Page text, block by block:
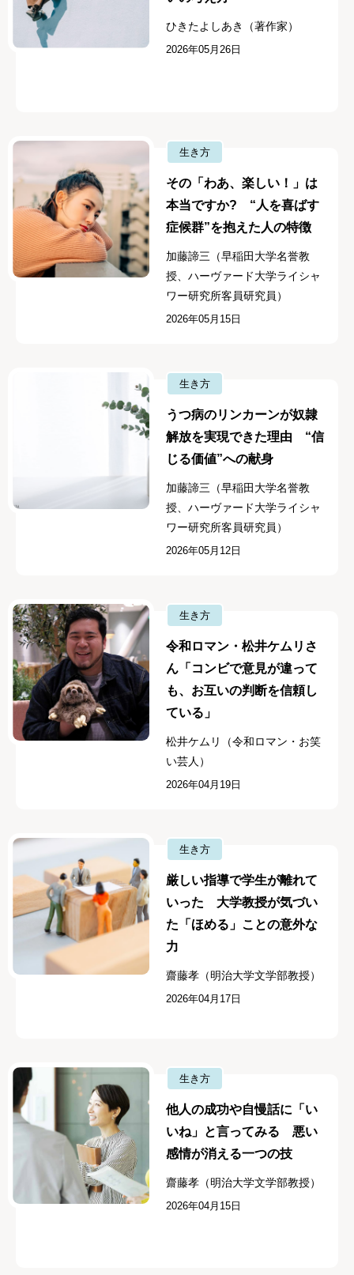
ひきたよしあき（著作家）
2026年05月26日
生き方
その「わあ、楽しい！」は
本当ですか? “人を喜ばす
症候群”を抱えた人の特徴
加藤諦三（早稲田大学名誉教
授、ハーヴァード大学ライシャ
ワー研究所客員研究員）
2026年05月15日
生き方
うつ病のリンカーンが奴隷
解放を実現できた理由 “信
じる価値”への献身
加藤諦三（早稲田大学名誉教
授、ハーヴァード大学ライシャ
ワー研究所客員研究員）
2026年05月12日
生き方
令和ロマン・松井ケムリさ
ん「コンビで意見が違って
も、お互いの判断を信頼し
ている」
松井ケムリ（令和ロマン・お笑
い芸人）
2026年04月19日
生き方
厳しい指導で学生が離れて
いった 大学教授が気づい
た「ほめる」ことの意外な
力
齋藤孝（明治大学文学部教授）
2026年04月17日
生き方
他人の成功や自慢話に「い
いね」と言ってみる 悪い
感情が消える一つの技
齋藤孝（明治大学文学部教授）
2026年04月15日